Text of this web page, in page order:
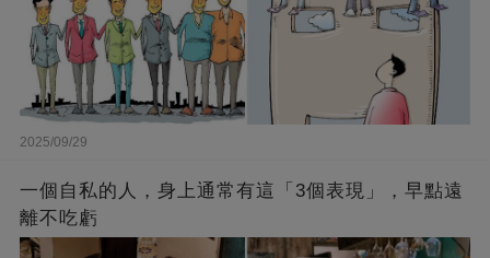
2025/09/29
一個自私的人，身上通常有這「3個表現」，早點遠
離不吃虧